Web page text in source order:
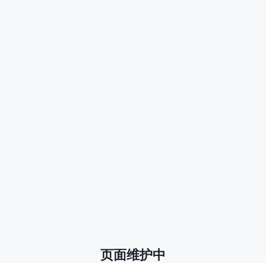
页面维护中